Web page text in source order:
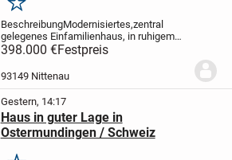
Merken
BeschreibungModernisiertes,zentral
gelegenes Einfamilienhaus, in ruhigem
Wohngebiet, mit Garten ab sofort frei zu
Das 140 qm große Haus , über
2 Etagen mit 6 Zimmern ist ideal
398.000 €Festpreis
93149 Nittenau
Gestern, 14:17
Haus in guter Lage in
Ostermundingen / Schweiz